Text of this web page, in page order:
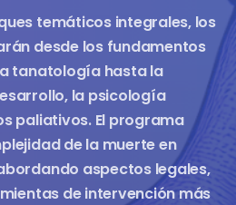
temáticos integrales, los
desde los fundamentos
tanatología hasta la
la psicología
paliativos. El programa
de la muerte en
aspectos legales,
de intervención más